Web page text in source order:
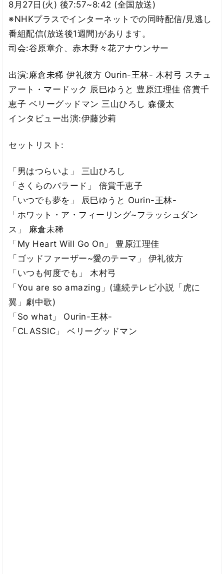
8月27日(火) 後7:57~8:42 (全国放送)
※NHKプラスでインターネットでの同時配信/見逃し
番組配信(放送後1週間)があります。
司会:谷原章介、赤木野々花アナウンサー
出演:麻倉未稀 伊礼彼方 Ourin-王林- 木村弓 スチュ
アート・マードック 辰巳ゆうと 豊原江理佳 倍賞千
恵子 ベリーグッドマン 三山ひろし 森優太
インタビュー出演:伊藤沙莉
セットリスト:
「男はつらいよ」 三山ひろし
「さくらのバラード」 倍賞千恵子
「いつでも夢を」 辰巳ゆうと Ourin-王林-
「ホワット・ア・フィーリング~フラッシュダン
ス」 麻倉未稀
「My Heart Will Go On」 豊原江理佳
「ゴッドファーザー~愛のテーマ」 伊礼彼方
「いつも何度でも」 木村弓
「You are so amazing」(連続テレビ小説「虎に
翼」劇中歌)
「So what」 Ourin-王林-
「CLASSIC」 ベリーグッドマン